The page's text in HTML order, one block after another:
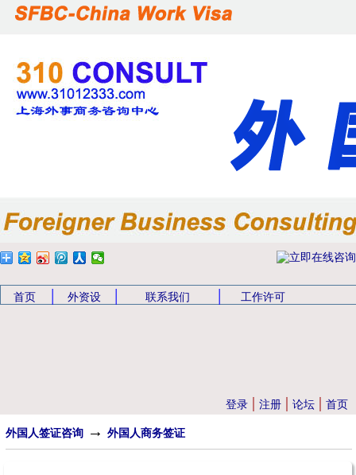
首页 | 外资设 | 联系我们 | 工作许可
登录 | 注册 | 论坛 | 首页
外国人签证咨询 → 外国人商务签证